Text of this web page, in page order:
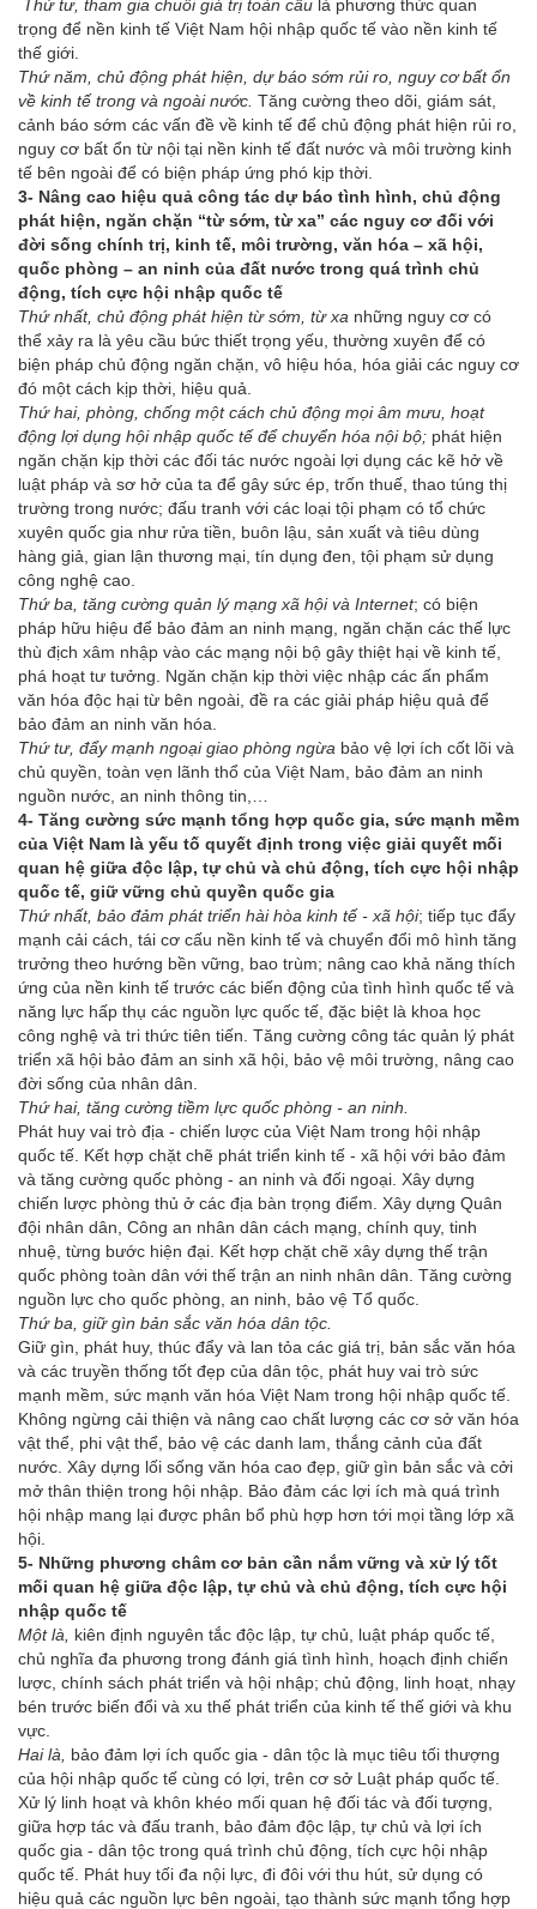
Thứ tư, tham gia chuỗi giá trị toàn cầu là phương thức quan
trọng để nền kinh tế Việt Nam hội nhập quốc tế vào nền kinh tế
thế giới.
Thứ năm, chủ động phát hiện, dự báo sớm rủi ro, nguy cơ bất ổn
về kinh tế trong và ngoài nước. Tăng cường theo dõi, giám sát,
cảnh báo sớm các vấn đề về kinh tế để chủ động phát hiện rủi ro,
nguy cơ bất ổn từ nội tại nền kinh tế đất nước và môi trường kinh
tế bên ngoài để có biện pháp ứng phó kịp thời.
3- Nâng cao hiệu quả công tác dự báo tình hình, chủ động
phát hiện, ngăn chặn “từ sớm, từ xa” các nguy cơ đối với
đời sống chính trị, kinh tế, môi trường, văn hóa – xã hội,
quốc phòng – an ninh của đất nước trong quá trình chủ
động, tích cực hội nhập quốc tế
Thứ nhất, chủ động phát hiện từ sớm, từ xa những nguy cơ có
thể xảy ra là yêu cầu bức thiết trọng yếu, thường xuyên để có
biện pháp chủ động ngăn chặn, vô hiệu hóa, hóa giải các nguy cơ
đó một cách kịp thời, hiệu quả.
Thứ hai, phòng, chống một cách chủ động mọi âm mưu, hoạt
động lợi dụng hội nhập quốc tế để chuyển hóa nội bộ; phát hiện
ngăn chặn kịp thời các đối tác nước ngoài lợi dụng các kẽ hở về
luật pháp và sơ hở của ta để gây sức ép, trốn thuế, thao túng thị
trường trong nước; đấu tranh với các loại tội phạm có tổ chức
xuyên quốc gia như rửa tiền, buôn lậu, sản xuất và tiêu dùng
hàng giả, gian lận thương mại, tín dụng đen, tội phạm sử dụng
công nghệ cao.
Thứ ba, tăng cường quản lý mạng xã hội và Internet; có biện
pháp hữu hiệu để bảo đảm an ninh mạng, ngăn chặn các thế lực
thù địch xâm nhập vào các mạng nội bộ gây thiệt hại về kinh tế,
phá hoạt tư tưởng. Ngăn chặn kịp thời việc nhập các ấn phẩm
văn hóa độc hại từ bên ngoài, đề ra các giải pháp hiệu quả để
bảo đảm an ninh văn hóa.
Thứ tư, đẩy mạnh ngoại giao phòng ngừa bảo vệ lợi ích cốt lõi và
chủ quyền, toàn vẹn lãnh thổ của Việt Nam, bảo đảm an ninh
nguồn nước, an ninh thông tin,…
4- Tăng cường sức mạnh tổng hợp quốc gia, sức mạnh mềm
của Việt Nam là yếu tố quyết định trong việc giải quyết mối
quan hệ giữa độc lập, tự chủ và chủ động, tích cực hội nhập
quốc tế, giữ vững chủ quyền quốc gia
Thứ nhất, bảo đảm phát triển hài hòa kinh tế - xã hội; tiếp tục đẩy
mạnh cải cách, tái cơ cấu nền kinh tế và chuyển đổi mô hình tăng
trưởng theo hướng bền vững, bao trùm; nâng cao khả năng thích
ứng của nền kinh tế trước các biến động của tình hình quốc tế và
năng lực hấp thụ các nguồn lực quốc tế, đặc biệt là khoa học
công nghệ và tri thức tiên tiến. Tăng cường công tác quản lý phát
triển xã hội bảo đảm an sinh xã hội, bảo vệ môi trường, nâng cao
đời sống của nhân dân.
Thứ hai, tăng cường tiềm lực quốc phòng - an ninh.
Phát huy vai trò địa - chiến lược của Việt Nam trong hội nhập
quốc tế. Kết hợp chặt chẽ phát triển kinh tế - xã hội với bảo đảm
và tăng cường quốc phòng - an ninh và đối ngoại. Xây dựng
chiến lược phòng thủ ở các địa bàn trọng điểm. Xây dựng Quân
đội nhân dân, Công an nhân dân cách mạng, chính quy, tinh
nhuệ, từng bước hiện đại. Kết hợp chặt chẽ xây dựng thế trận
quốc phòng toàn dân với thế trận an ninh nhân dân. Tăng cường
nguồn lực cho quốc phòng, an ninh, bảo vệ Tổ quốc.
Thứ ba, giữ gìn bản sắc văn hóa dân tộc.
Giữ gìn, phát huy, thúc đẩy và lan tỏa các giá trị, bản sắc văn hóa
và các truyền thống tốt đẹp của dân tộc, phát huy vai trò sức
mạnh mềm, sức mạnh văn hóa Việt Nam trong hội nhập quốc tế.
Không ngừng cải thiện và nâng cao chất lượng các cơ sở văn hóa
vật thể, phi vật thể, bảo vệ các danh lam, thắng cảnh của đất
nước. Xây dựng lối sống văn hóa cao đẹp, giữ gìn bản sắc và cởi
mở thân thiện trong hội nhập. Bảo đảm các lợi ích mà quá trình
hội nhập mang lại được phân bổ phù hợp hơn tới mọi tầng lớp xã
hội.
5- Những phương châm cơ bản cần nắm vững và xử lý tốt
mối quan hệ giữa độc lập, tự chủ và chủ động, tích cực hội
nhập quốc tế
Một là, kiên định nguyên tắc độc lập, tự chủ, luật pháp quốc tế,
chủ nghĩa đa phương trong đánh giá tình hình, hoạch định chiến
lược, chính sách phát triển và hội nhập; chủ động, linh hoạt, nhạy
bén trước biến đổi và xu thế phát triển của kinh tế thế giới và khu
vực.
Hai là, bảo đảm lợi ích quốc gia - dân tộc là mục tiêu tối thượng
của hội nhập quốc tế cùng có lợi, trên cơ sở Luật pháp quốc tế.
Xử lý linh hoạt và khôn khéo mối quan hệ đối tác và đối tượng,
giữa hợp tác và đấu tranh, bảo đảm độc lập, tự chủ và lợi ích
quốc gia - dân tộc trong quá trình chủ động, tích cực hội nhập
quốc tế. Phát huy tối đa nội lực, đi đôi với thu hút, sử dụng có
hiệu quả các nguồn lực bên ngoài, tạo thành sức mạnh tổng hợp